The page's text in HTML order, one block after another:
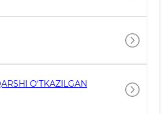
O‘TKAZILGAN